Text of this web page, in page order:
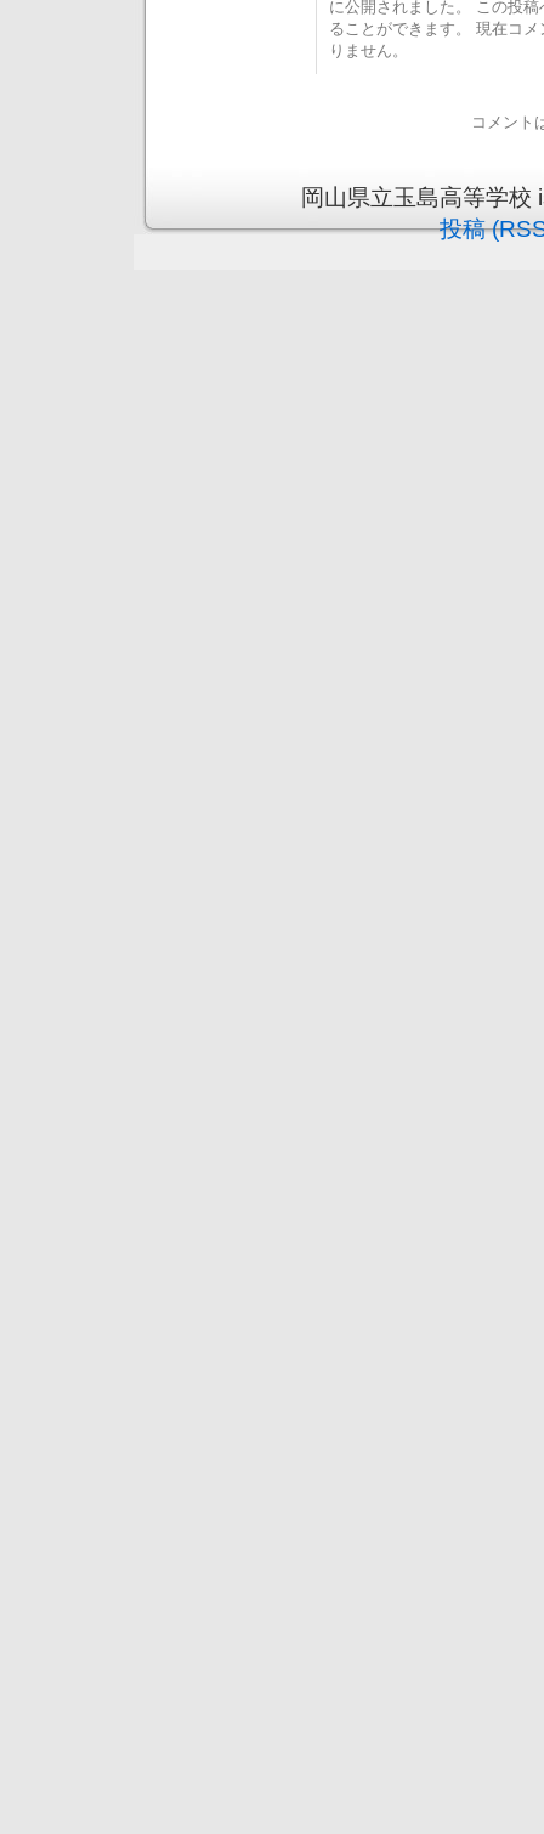
に公開されました。 この投
ることができます。 現在コ
りません。
コメント
岡山県立玉島高等学
投稿